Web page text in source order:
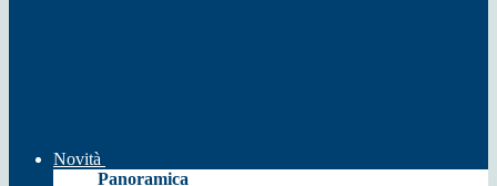
Novità
Panoramica